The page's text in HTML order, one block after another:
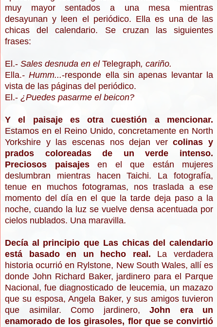
muy mayor sentados a una mesa mientras
desayunan y leen el periódico. Ella es una de las
chicas del calendario. Se cruzan las siguientes
frases:
El.- Sales desnuda en el Telegraph, cariño.
Ella.- Humm...-responde ella sin apenas levantar la
vista de las páginas del periódico.
El.- ¿Puedes pasarme el beicon?
Y el paisaje es otra cuestión a mencionar.
Estamos en el Reino Unido, concretamente en North
Yorkshire y las escenas nos dejan vercolinas y
prados coloreadas de un verde intenso.
Preciosos paisajesen el que están mujeres
deslumbran mientras hacen Taichi. La fotografía,
tenue en muchos fotogramas, nos traslada a ese
momento del día en el que la tarde deja paso a la
noche, cuando la luz se vuelve densa acentuada por
cielos nublados. Una maravilla.
Decía al principio que Las chicas del calendario
está basado en un hecho real. La verdadera
historia ocurrió en Rylstone, New South Wales, allí es
donde John Richard Baker, jardinero para el Parque
Nacional, fue diagnosticado de leucemia, un mazazo
que su esposa, Angela Baker, y sus amigos tuvieron
que asimilar. Como jardinero, John era un
enamorado de los girasoles, flor que se convirtió